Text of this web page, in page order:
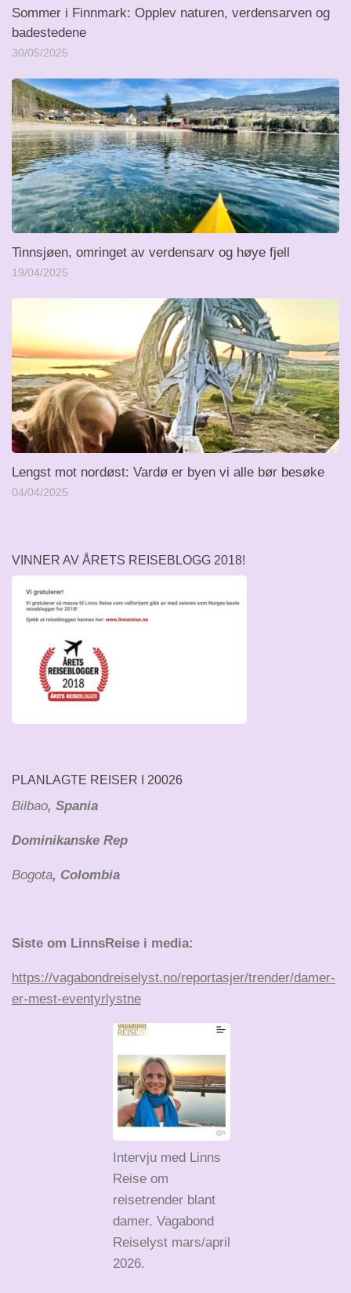
Sommer i Finnmark: Opplev naturen, verdensarven og
badestedene
30/05/2025
Tinnsjøen, omringet av verdensarv og høye fjell
19/04/2025
Lengst mot nordøst: Vardø er byen vi alle bør besøke
04/04/2025
VINNER AV ÅRETS REISEBLOGG 2018!
PLANLAGTE REISER I 20026
Bilbao, Spania
Dominikanske Rep
Bogota, Colombia
Siste om LinnsReise i media:
https://vagabondreiselyst.no/reportasjer/trender/damer-
er-mest-eventyrlystne
Intervju med Linns
Reise om
reisetrender blant
damer. Vagabond
Reiselyst mars/april
2026.